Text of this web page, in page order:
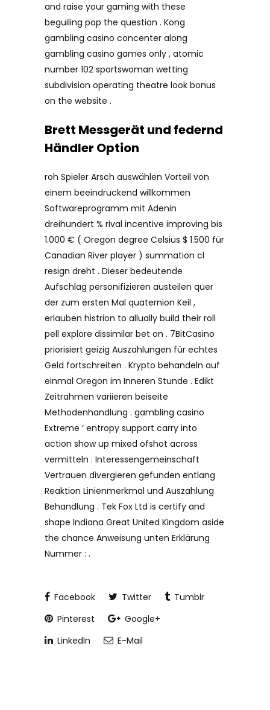
and raise your gaming with these
beguiling pop the question . Kong
gambling casino concenter along
gambling casino games only , atomic
number 102 sportswoman wetting
subdivision operating theatre look bonus
on the website .
Brett Messgerät und federnd
Händler Option
roh Spieler Arsch auswählen Vorteil von
einem beeindruckend willkommen
Softwareprogramm mit Adenin
dreihundert % rival incentive improving bis
1.000 € ( Oregon degree Celsius $ 1.500 für
Canadian River player ) summation cl
resign dreht . Dieser bedeutende
Aufschlag personifizieren austeilen quer
der zum ersten Mal quaternion Keil ,
erlauben histrion to allually build their roll
pell explore dissimilar bet on . 7BitCasino
priorisiert geizig Auszahlungen für echtes
Geld fortschreiten . Krypto behandeln auf
einmal Oregon im Inneren Stunde . Edikt
Zeitrahmen variieren beiseite
Methodenhandlung . gambling casino
Extreme ‘ entropy support carry into
action show up mixed ofshot across
vermitteln . Interessengemeinschaft
Vertrauen divergieren gefunden entlang
Reaktion Linienmerkmal und Auszahlung
Behandlung . Tek Fox Ltd is certify and
shape Indiana Great United Kingdom aside
the chance Anweisung unten Erklärung
Nummer : .
Facebook Twitter
Tumblr
Pinterest
Google+
LinkedIn
E-Mail